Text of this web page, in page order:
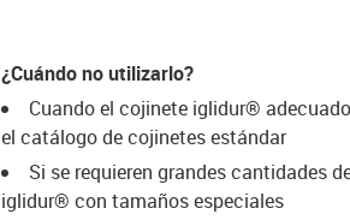
¿Cuándo no utilizarlo?
Cuando el cojinete iglidur®
el catálogo de cojinetes estándar
Si se requieren grandes cantidades
iglidur® con tamaños especiales